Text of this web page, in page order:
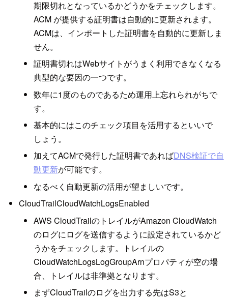
期限切れとなっているかどうかをチェックします。
ACM が提供する証明書は自動的に更新されます。
ACMは、インポートした証明書を自動的に更新しま
せん。
証明書切れはWebサイトがうまく利用できなくなる
典型的な要因の一つです。
数年に1度のものであるため運用上忘れられがちで
す。
基本的にはこのチェック項目を活用するといいで
しょう。
加えてACMで発行した証明書であればDNS検証で自
動更新が可能です。
なるべく自動更新の活用が望ましいです。
CloudTrailCloudWatchLogsEnabled
AWS CloudTrailのトレイルがAmazon CloudWatch
のログにログを送信するように設定されているかど
うかをチェックします。トレイルの
CloudWatchLogsLogGroupArnプロパティが空の場
合、トレイルは非準拠となります。
まずCloudTrailのログを出力する先はS3と